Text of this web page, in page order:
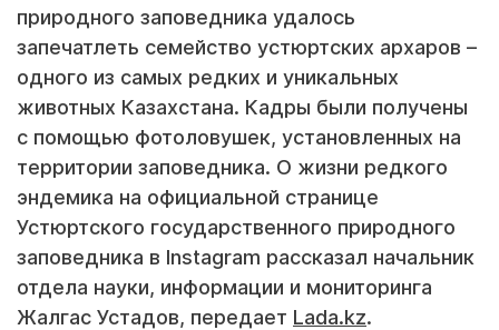
природного заповедника удалось
запечатлеть семейство устюртских архаров –
одного из самых редких и уникальных
животных Казахстана. Кадры были получены
с помощью фотоловушек, установленных на
территории заповедника. О жизни редкого
эндемика на официальной странице
Устюртского государственного природного
заповедника в Instagram рассказал начальник
отдела науки, информации и мониторинга
Жалгас Устадов, передает Lada.kz.